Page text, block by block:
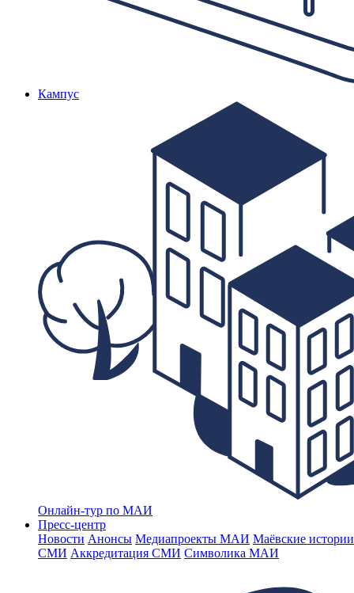
Кампус
Онлайн-тур по МАИ
Пресс-центр
Новости Анонсы Медиапроекты МАИ Маёвские
СМИ Аккредитация СМИ Символика МАИ